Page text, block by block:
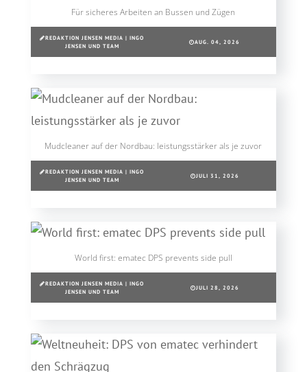
Für sicheres Arbeiten an Bussen und Zügen
REDAKTION JENSEN MEDIA | INGO
JENSEN UND TEAM
AUG. 04, 2026
Mudcleaner auf der Nordbau: leistungsstärker als je zuvor
REDAKTION JENSEN MEDIA | INGO
JENSEN UND TEAM
JULI 31, 2026
World first: ematec DPS prevents side pull
REDAKTION JENSEN MEDIA | INGO
JENSEN UND TEAM
JULI 28, 2026